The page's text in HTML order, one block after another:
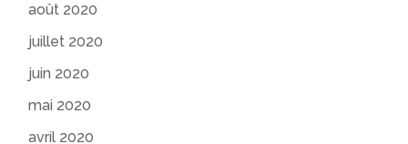
août 2020
juillet 2020
juin 2020
mai 2020
avril 2020